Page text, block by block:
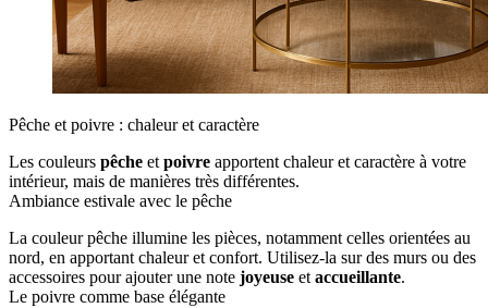
Pêche et poivre : chaleur et caractère
Les couleurs pêche et poivre apportent chaleur et caractère à votre
intérieur, mais de manières très différentes.
Ambiance estivale avec le pêche
La couleur pêche illumine les pièces, notamment celles orientées au
nord, en apportant chaleur et confort. Utilisez-la sur des murs ou des
accessoires pour ajouter une note joyeuse et accueillante.
Le poivre comme base élégante